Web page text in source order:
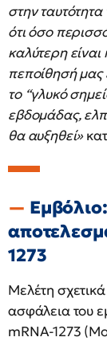
στην
ότι όσο
καλύτερη
πεποίθησή μας
το “γλυκό
εβδομάδας,
θα αυξηθεί»
1273
Μελέτη
ασφάλεια του
mRNA-1273